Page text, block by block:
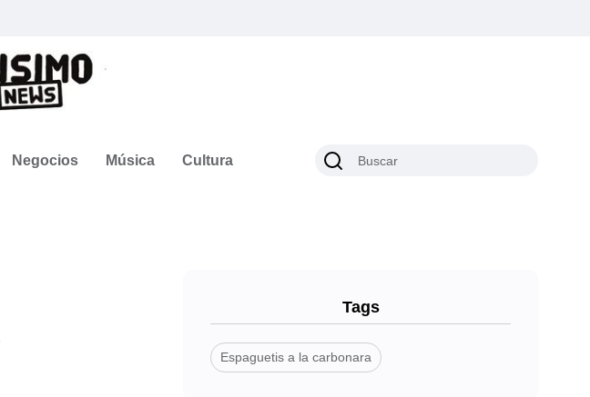
Negocios Música Cultura
Tags
Espaguetis a la carbonara